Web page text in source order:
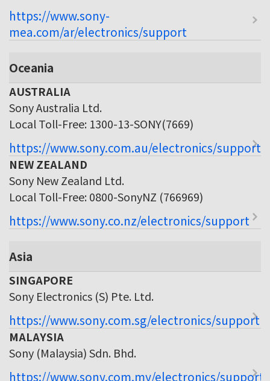
https://www.sony-
mea.com/ar/electronics/support
Oceania
AUSTRALIA
Sony Australia Ltd.
Local Toll-Free: 1300-13-SONY(7669)
https://www.sony.com.au/electronics/support
NEW ZEALAND
Sony New Zealand Ltd.
Local Toll-Free: 0800-SonyNZ (766969)
https://www.sony.co.nz/electronics/support
Asia
SINGAPORE
Sony Electronics (S) Pte. Ltd.
https://www.sony.com.sg/electronics/support
MALAYSIA
Sony (Malaysia) Sdn. Bhd.
https://www.sony.com.my/electronics/support